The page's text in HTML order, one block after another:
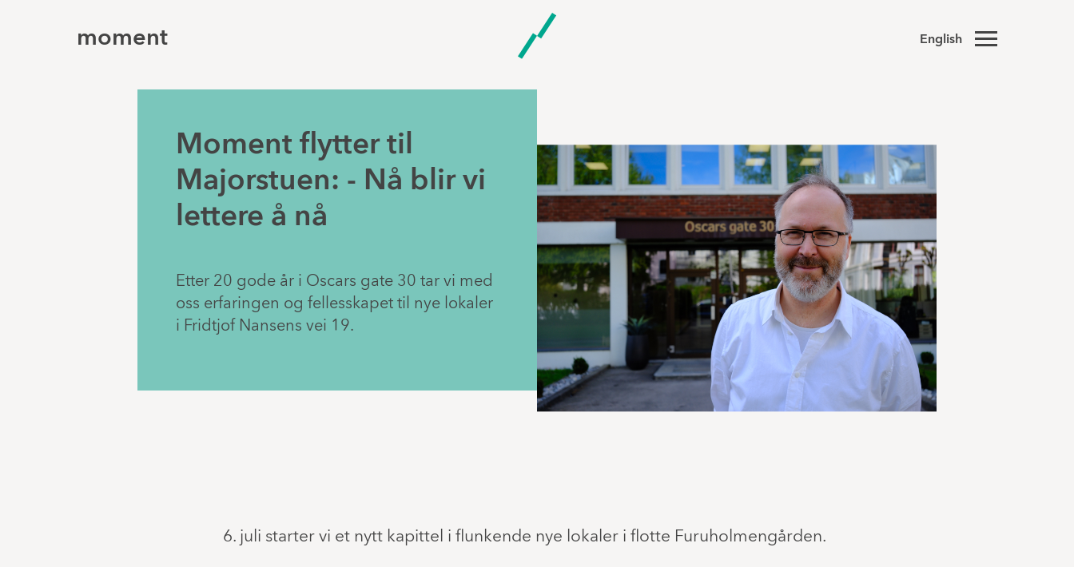
moment English
Moment flytter til
Majorstuen: - Nå blir vi
lettere å nå
Etter 20 gode år i Oscars gate 30 tar vi med
oss erfaringen og fellesskapet til nye lokaler
i Fridtjof Nansens vei 19.
6. juli starter vi et nytt kapittel i flunkende nye lokaler i flotte Furuholmengården.